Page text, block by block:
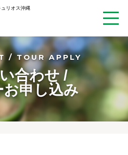
リオス沖縄
/ TOUR APPLY
合わせ /
申し込み